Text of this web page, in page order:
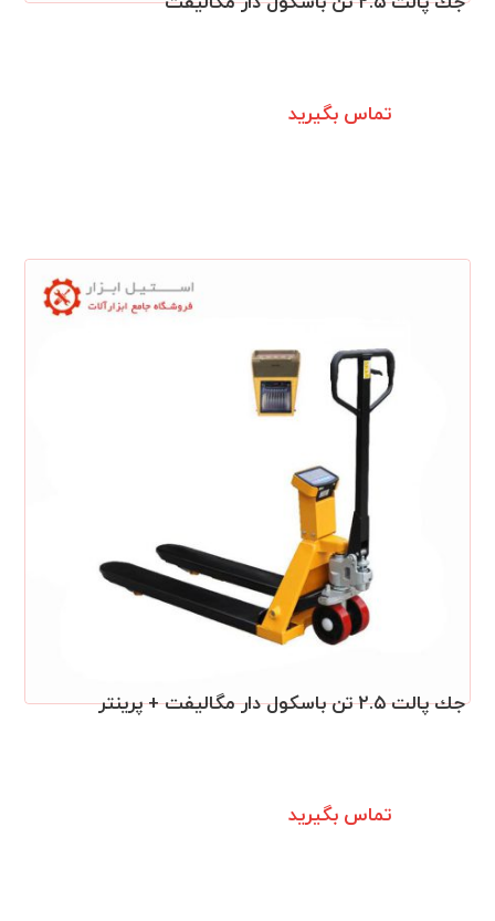
تماس بگیرید
جك پالت ٢.٥ تن باسكول دار مگالیفت + پرینتر
تماس بگیرید